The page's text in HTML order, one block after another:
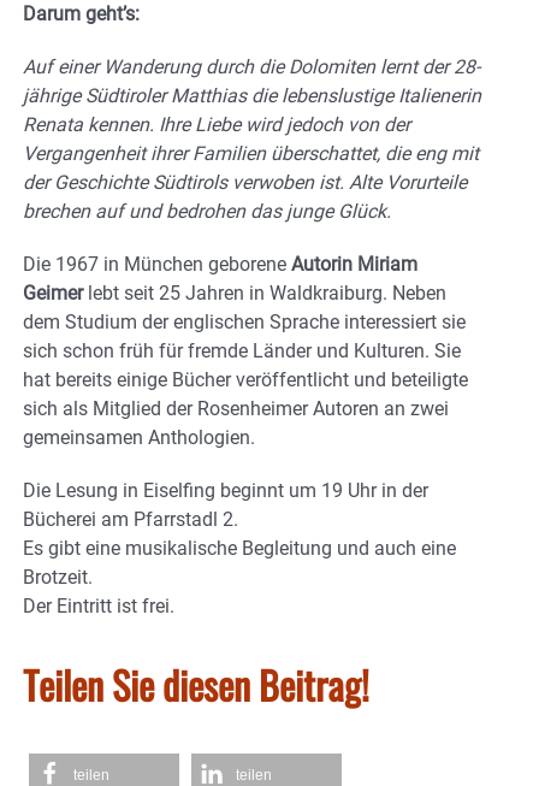
Darum geht’s:
Auf einer Wanderung durch die Dolomiten lernt der 28-
jährige Südtiroler Matthias die lebenslustige Italienerin
Renata kennen. Ihre Liebe wird jedoch von der
Vergangenheit ihrer Familien überschattet, die eng mit
der Geschichte Südtirols verwoben ist. Alte Vorurteile
brechen auf und bedrohen das junge Glück.
Die 1967 in München geborene Autorin Miriam
Geimerlebt seit 25 Jahren in Waldkraiburg. Neben
dem Studium der englischen Sprache interessiert sie
sich schon früh für fremde Länder und Kulturen. Sie
hat bereits einige Bücher veröffentlicht und beteiligte
sich als Mitglied der Rosenheimer Autoren an zwei
gemeinsamen Anthologien.
Die Lesung in Eiselfing beginnt um 19 Uhr in der
Bücherei am Pfarrstadl 2.
Es gibt eine musikalische Begleitung und auch eine
Brotzeit.
Der Eintritt ist frei.
Teilen Sie diesen Beitrag!
teilen teilen